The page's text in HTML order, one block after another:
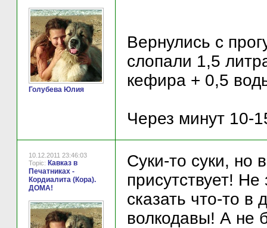
Голубева Юлия
Вернулись с
слопали 1,5
кефира + 0,5
Через минут 10-
10.12.2011 23:46:03
Topic: Кавказ в
Печатниках -
Кордиалита (Кора).
ДОМА!
Суки-то суки, но
присутствует!
сказать что-то
волкодавы! А не